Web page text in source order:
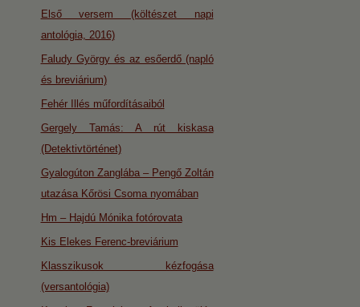
Első versem (költészet napi
antológia, 2016)
Faludy György és az esőerdő (napló
és breviárium)
Fehér Illés műfordításaiból
Gergely Tamás: A rút kiskasa
(Detektivtörténet)
Gyalogúton Zanglába – Pengő Zoltán
utazása Kőrösi Csoma nyomában
Hm – Hajdú Mónika fotórovata
Kis Elekes Ferenc-breviárium
Klasszikusok kézfogása
(versantológia)